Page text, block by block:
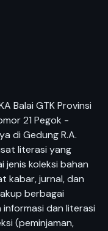
Balai GTK Provinsi
21 Pegok -
di Gedung R.A.
literasi yang
jenis koleksi bahan
kabar, jurnal, dan
berbagai
dan literasi
(peminjaman,